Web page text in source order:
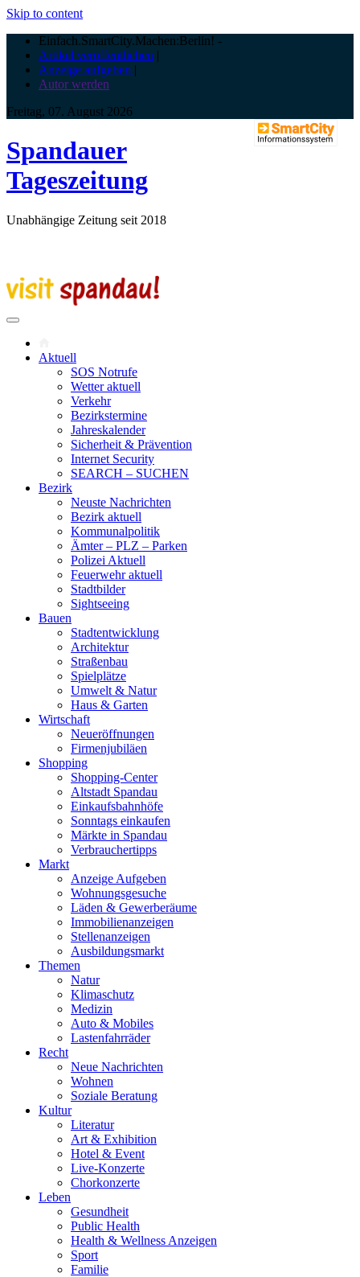
Skip to content
Einfach.SmartCity.Machen:Berlin! -
Artikel veröffentlichen |
Anzeige aufgeben |
Autor werden
Freitag, 07. August 2026
Spandauer
Tageszeitung
Unabhängige Zeitung seit 2018
Aktuell
SOS Notrufe
Wetter aktuell
Verkehr
Bezirkstermine
Jahreskalender
Sicherheit & Prävention
Internet Security
SEARCH – SUCHEN
Bezirk
Neuste Nachrichten
Bezirk aktuell
Kommunalpolitik
Ämter – PLZ – Parken
Polizei Aktuell
Feuerwehr aktuell
Stadtbilder
Sightseeing
Bauen
Stadtentwicklung
Architektur
Straßenbau
Spielplätze
Umwelt & Natur
Haus & Garten
Wirtschaft
Neueröffnungen
Firmenjubiläen
Shopping
Shopping-Center
Altstadt Spandau
Einkaufsbahnhöfe
Sonntags einkaufen
Märkte in Spandau
Verbrauchertipps
Markt
Anzeige Aufgeben
Wohnungsgesuche
Läden & Gewerberäume
Immobilienanzeigen
Stellenanzeigen
Ausbildungsmarkt
Themen
Natur
Klimaschutz
Medizin
Auto & Mobiles
Lastenfahrräder
Recht
Neue Nachrichten
Wohnen
Soziale Beratung
Kultur
Literatur
Art & Exhibition
Hotel & Event
Live-Konzerte
Chorkonzerte
Leben
Gesundheit
Public Health
Health & Wellness Anzeigen
Sport
Familie